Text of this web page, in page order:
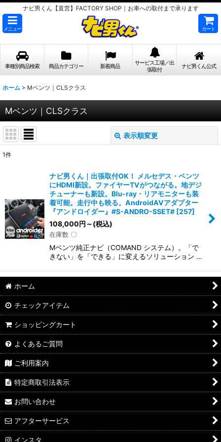
ナビ男くん【直営】FACTORY SHOP｜お車への取付まで承ります
メニュー カート
車種別商品検索 商品カテゴリー 新着商品
サービス工場／出
張取付
ナビ男くん公式
ホーム > Mベンツ｜CLSクラス
Mベンツ｜CLSクラス
表示順変更
絞り込む
1件
ナビ男くん｜出張取付OK！ メルセデス・ベンツ
にHDMI新設。ファイヤーTVがつながる。地デジ
チューナーも新設。Blu-ray・リアモニターも装
着可能。走行中も映る。AndroidAVアダプター
『アンドロイダー』#S-ANDRO-SSET# [257]
108,000円 ～(税込)
在庫数 〇
Mベンツ純正ナビ（COMAND システム）。「で
きない」を「できる」に変えるソリューション …
ホーム
チェックアイテム
ショッピングカート
よくあるご質問
ご利用案内
特定商取引法表示
お問い合わせ
アフターサービス
インスタ